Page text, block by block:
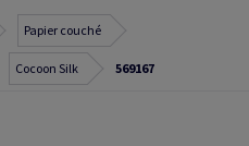
Papier couché
Cocoon Silk 569167